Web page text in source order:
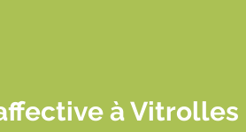
à Vitrolles